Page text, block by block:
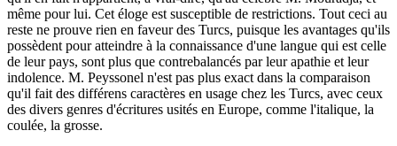
même pour lui. Cet éloge est susceptible de restrictions. Tout ceci au
reste ne prouve rien en faveur des Turcs, puisque les avantages qu'ils
possèdent pour atteindre à la connaissance d'une langue qui est celle
de leur pays, sont plus que contrebalancés par leur apathie et leur
indolence. M. Peyssonel n'est pas plus exact dans la comparaison
qu'il fait des différens caractères en usage chez les Turcs, avec ceux
des divers genres d'écritures usités en Europe, comme l'italique, la
coulée, la grosse.